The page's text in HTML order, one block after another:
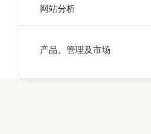
网站分析
产品、管理及市场